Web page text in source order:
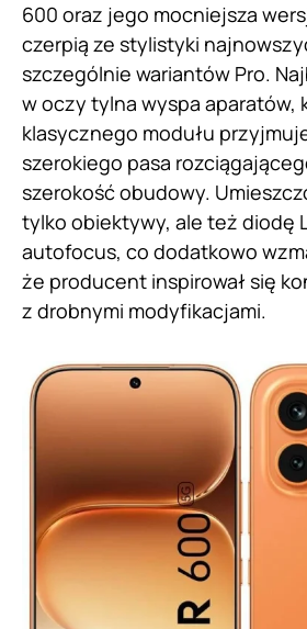
600 oraz jego mocniejsza
czerpią ze stylistyki
szczególnie wariantów Pro.
w oczy tylna wyspa aparatów,
klasycznego modułu
szerokiego pasa
szerokość obudowy.
tylko obiektywy, ale też diodę
autofocus, co dodatkowo
że producent inspirował się
z drobnymi modyfikacjami.